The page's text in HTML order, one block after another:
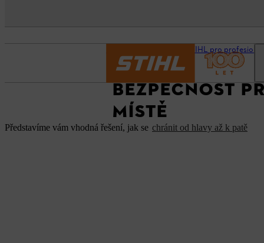
STIHL pro
BEZPEČNOST
MÍSTĚ
Představíme vám vhodná řešení, jak se chránit od hlavy až k patě